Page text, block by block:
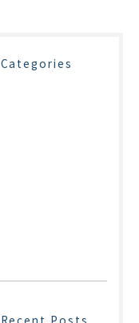
Categories
Recent Posts